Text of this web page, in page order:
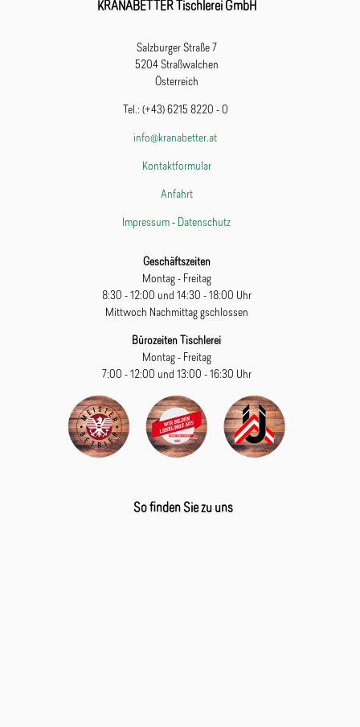
KRANABETTER Tischlerei GmbH
Salzburger Straße 7
5204 Straßwalchen
Österreich
Tel.: (+43) 6215 8220 - 0
info@kranabetter.at
Kontaktformular
Anfahrt
Impressum - Datenschutz
Geschäftszeiten
Montag - Freitag
8:30 - 12:00 und 14:30 - 18:00 Uhr
Mittwoch Nachmittag gschlossen
Bürozeiten Tischlerei
Montag - Freitag
7:00 - 12:00 und 13:00 - 16:30 Uhr
So finden Sie zu uns